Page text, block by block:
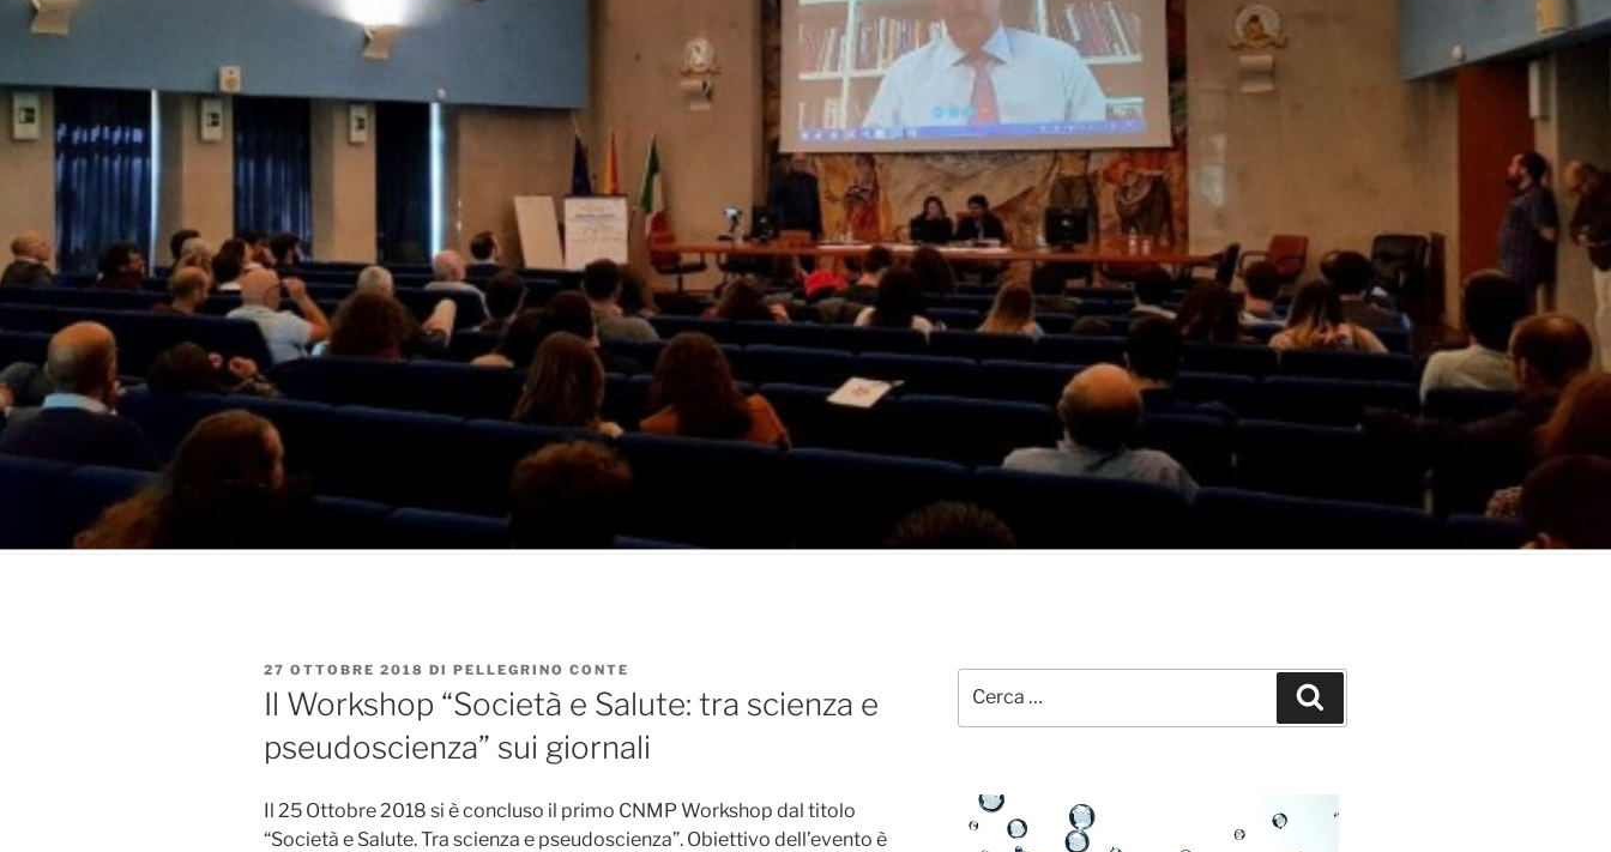
PUBBLICATO
IL
27 OTTOBRE 2018 DI PELLEGRINO CONTE
Il Workshop “Società e Salute: tra scienza e
pseudoscienza” sui giornali
Il 25 Ottobre 2018 si è concluso il primo CNMP Workshop dal titolo
“Società e Salute. Tra scienza e pseudoscienza”. Obiettivo dell’evento è